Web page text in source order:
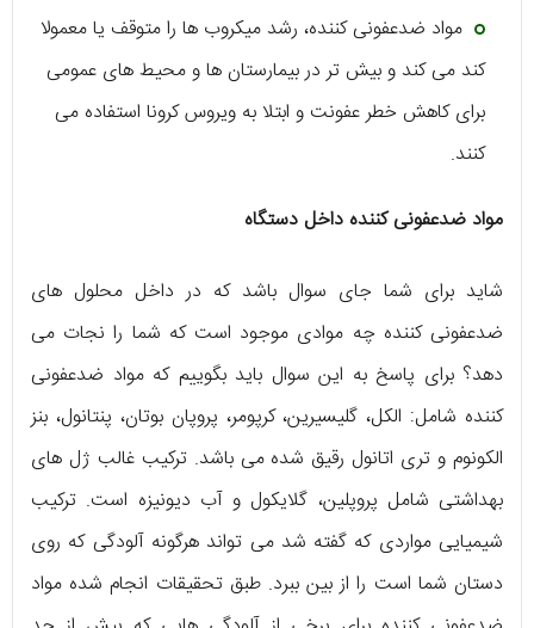
مواد ضدعفونی کننده، رشد میکروب ها را متوقف یا معمولا
کند می کند و بیش تر در بیمارستان ها و محیط های عمومی
برای کاهش خطر عفونت و ابتلا به ویروس کرونا استفاده می
کنند.
مواد ضدعفونی کننده داخل دستگاه
شاید برای شما جای سوال باشد که در داخل محلول های
ضدعفونی کننده چه موادی موجود است که شما را نجات می
دهد؟ برای پاسخ به این سوال باید بگوییم که مواد ضدعفونی
کننده شامل: الکل، گلیسیرین، کرپومر، پروپان بوتان، پنتانول، بنز
الکونوم و تری اتانول رقیق شده می باشد. ترکیب غالب ژل های
بهداشتی شامل پروپلین، گلایکول و آب دیونیزه است. ترکیب
شیمیایی مواردی که گفته شد می تواند هرگونه آلودگی که روی
دستان شما است را از بین ببرد. طبق تحقیقات انجام شده مواد